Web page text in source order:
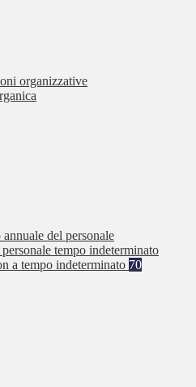
organizzative
del personale
tempo indeterminato
a tempo indeterminato 70